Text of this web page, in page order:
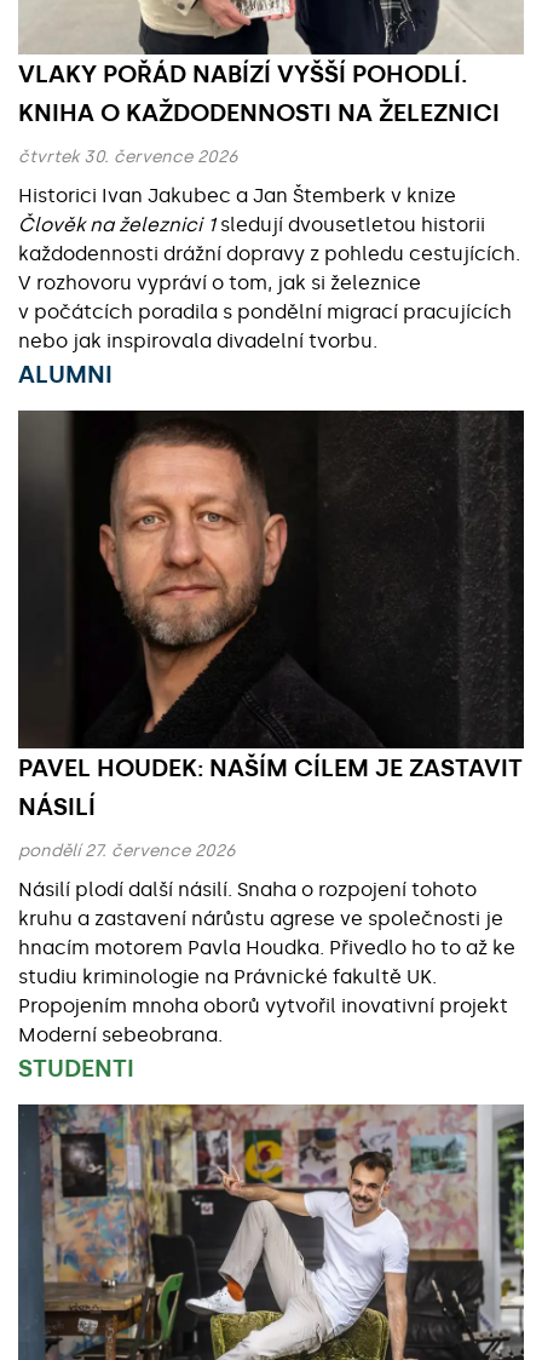
VLAKY POŘÁD NABÍZÍ VYŠŠÍ POHODLÍ.
KNIHA O KAŽDODENNOSTI NA ŽELEZNICI
čtvrtek 30. července 2026
Historici Ivan Jakubec a Jan Štemberk v knize
Člověk na železnici 1sledují dvousetletou historii
každodennosti drážní dopravy z pohledu cestujících.
V rozhovoru vypráví o tom, jak si železnice
v počátcích poradila s pondělní migrací pracujících
nebo jak inspirovala divadelní tvorbu.
ALUMNI
Základní údaje
PAVEL HOUDEK: NAŠÍM CÍLEM JE ZASTAVIT
NÁSILÍ
pondělí 27. července 2026
Násilí plodí další násilí. Snaha o rozpojení tohoto
kruhu a zastavení nárůstu agrese ve společnosti je
hnacím motorem Pavla Houdka. Přivedlo ho to až ke
studiu kriminologie na Právnické fakultě UK.
Propojením mnoha oborů vytvořil inovativní projekt
Moderní sebeobrana.
STUDENTI
Základní údaje